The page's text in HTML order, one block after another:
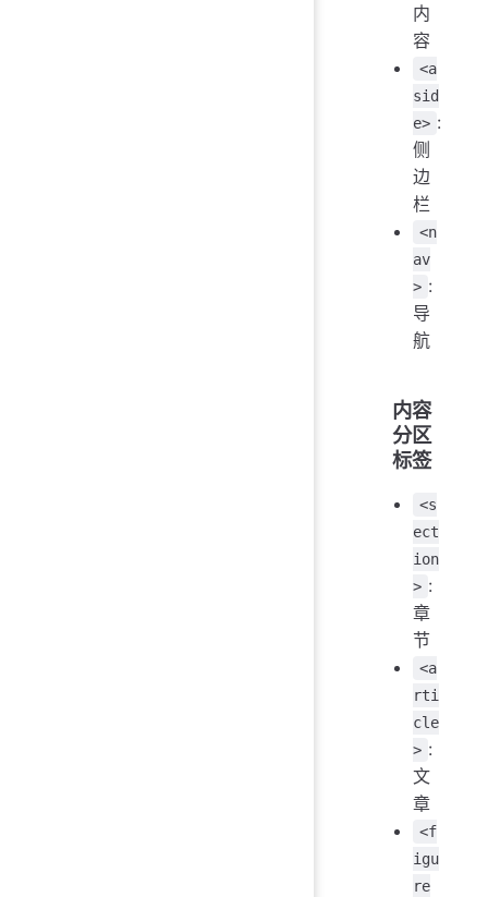
内
容
<a
sid
e> :
侧
边
栏
<n
av
> :
导
航
内容
分区
标签
<s
ect
ion
> :
章
节
<a
rti
cle
> :
文
章
<f
igu
re